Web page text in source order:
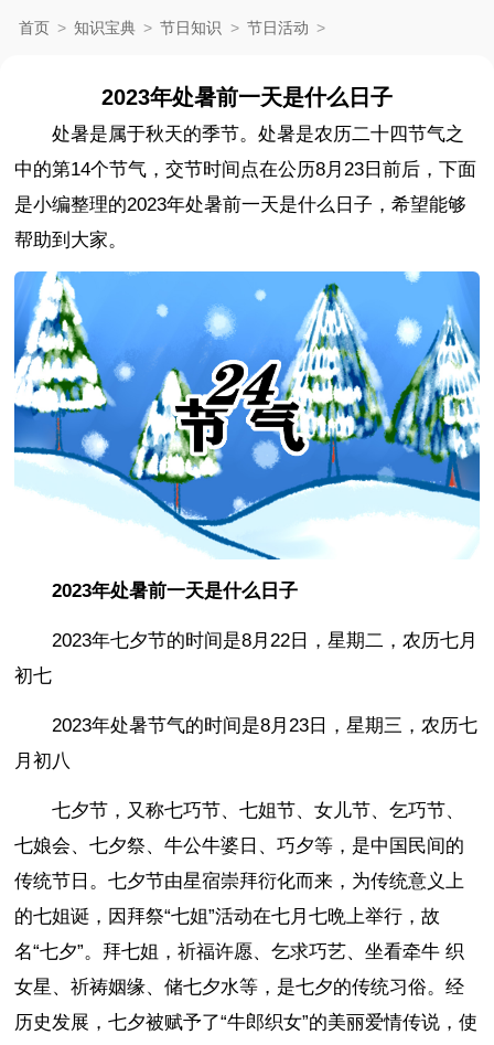
首页 > 知识宝典 > 节日知识 > 节日活动 >
2023年处暑前一天是什么日子
处暑是属于秋天的季节。处暑是农历二十四节气之
中的第14个节气，交节时间点在公历8月23日前后，下面
是小编整理的2023年处暑前一天是什么日子，希望能够
帮助到大家。
2023年处暑前一天是什么日子
2023年七夕节的时间是8月22日，星期二，农历七月
初七
2023年处暑节气的时间是8月23日，星期三，农历七
月初八
七夕节，又称七巧节、七姐节、女儿节、乞巧节、
七娘会、七夕祭、牛公牛婆日、巧夕等，是中国民间的
传统节日。七夕节由星宿崇拜衍化而来，为传统意义上
的七姐诞，因拜祭“七姐”活动在七月七晩上举行，故
名“七夕”。拜七姐，祈福许愿、乞求巧艺、坐看牵牛 织
女星、祈祷姻缘、储七夕水等，是七夕的传统习俗。经
历史发展，七夕被赋予了“牛郎织女”的美丽爱情传说，使